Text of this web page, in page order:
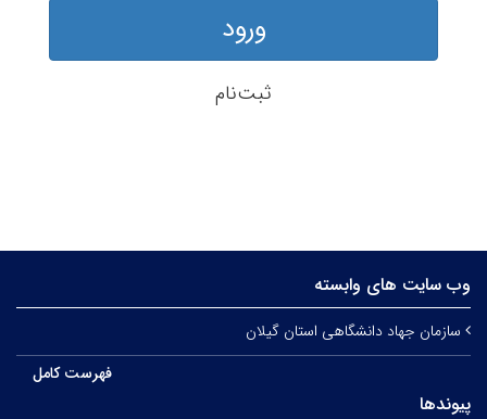
ورود
ثبت‌نام
وب سایت های وابسته
سازمان جهاد دانشگاهی استان گیلان
فهرست کامل
پیوندها